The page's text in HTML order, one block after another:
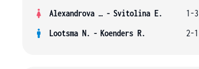
Alexandrova E. - Svitolina E.
1-3
Lootsma N. - Koenders R. 2-1